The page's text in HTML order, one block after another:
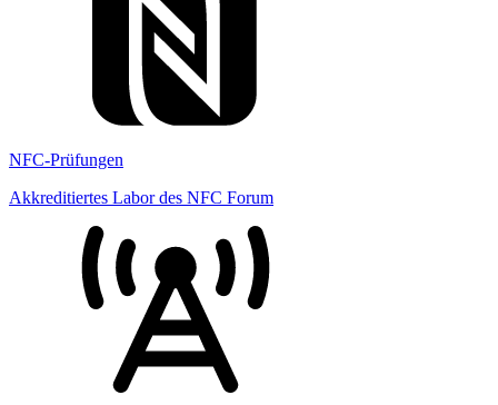
NFC-Prüfungen
Akkreditiertes Labor des NFC Forum